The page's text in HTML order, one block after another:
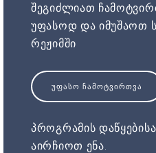
შეგიძლიათ
უფასოდ და იმუშაოთ
რეჟიმში
ᲣᲤᲐᲡᲝ ᲩᲐᲛᲝᲢᲕᲘᲠᲗᲕᲐ
პროგრამის
აირჩიოთ ენა.